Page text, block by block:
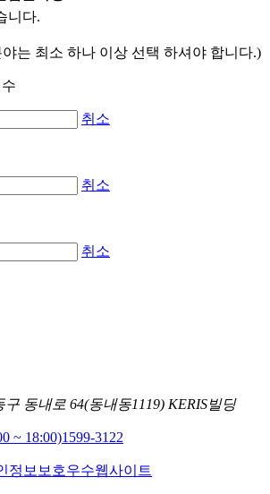
니다.
는 최소 하나 이상 선택 하셔야 합니다.)
취소
취소
취소
동내로 64(동내동1119) KERIS빌딩
~ 18:00)1599-3122